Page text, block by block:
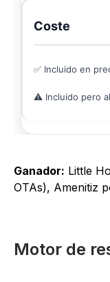
Coste
✅ Incluido en
⚠️ Incluido pero
Ganador: Little
OTAs), Amenitiz
Motor de